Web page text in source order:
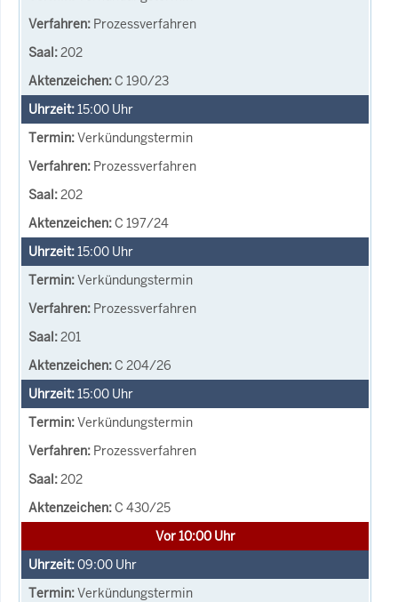
Prozessverfahren
202
C 190/23
15:00 Uhr
Verkündungstermin
Prozessverfahren
202
C 197/24
15:00 Uhr
Verkündungstermin
Prozessverfahren
201
C 204/26
15:00 Uhr
Verkündungstermin
Prozessverfahren
202
C 430/25
Vor 10:00 Uhr
09:00 Uhr
Verkündungstermin